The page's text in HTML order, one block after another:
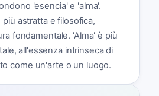
'esencia' e 'alma'.
più astratta e filosofica,
fondamentale. 'Alma' è più
all'essenza intrinseca di
come un'arte o un luogo.